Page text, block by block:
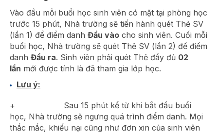
Vào đầu mỗi buổi học sinh viên có mặt tại phòng học
trước 15 phút, Nhà trường sẽ tiến hành quét Thẻ SV
(lần 1) để điểm danh Đầu vào cho sinh viên. Cuối mỗi
buổi học, Nhà trường sẽ quét Thẻ SV (lần 2) để điểm
danh Đầu ra. Sinh viên phải quét Thẻ đầy đủ 02
lần mới được tính là đã tham gia lớp học.
Lưu ý:
+ Sau 15 phút kể từ khi bắt đầu buổi
học, Nhà trường sẽ ngưng quá trình điểm danh. Mọi
thắc mắc, khiếu nại cũng như đơn xin của sinh viên